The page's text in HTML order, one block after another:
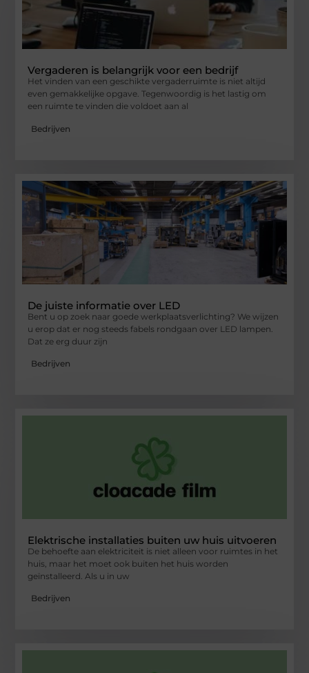
Vergaderen is belangrijk voor een bedrijf
Het vinden van een geschikte vergaderruimte is niet altijd
even gemakkelijke opgave. Tegenwoordig is het lastig om
een ruimte te vinden die voldoet aan al
Bedrijven
De juiste informatie over LED
Bent u op zoek naar goede werkplaatsverlichting? We wijzen
u erop dat er nog steeds fabels rondgaan over LED lampen.
Dat ze erg duur zijn
Bedrijven
Elektrische installaties buiten uw huis uitvoeren
De behoefte aan elektriciteit is niet alleen voor ruimtes in het
huis, maar het moet ook buiten het huis worden
geïnstalleerd. Als u in uw
Bedrijven